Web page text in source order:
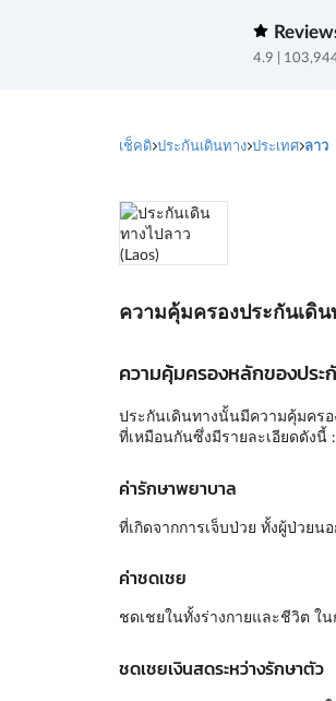
4.9 |
เช็คดิ ประกันเดินทาง ประเทศ ลาว
ความคุ้มครองประกันเดิน
ความคุ้มครองหลักของประ
ประกันเดินทางนั้นมีความคุ้มคร
ที่เหมือนกันซึ่งมีรายละเอียดดังนี้ :
ค่ารักษาพยาบาล
ที่เกิดจากการเจ็บป่วย ทั้งผู้ป่วย
ค่าชดเชย
ชดเชยในทั้งร่างกายและชีวิต ใ
ชดเชยเงินสดระหว่างรักษาตัว